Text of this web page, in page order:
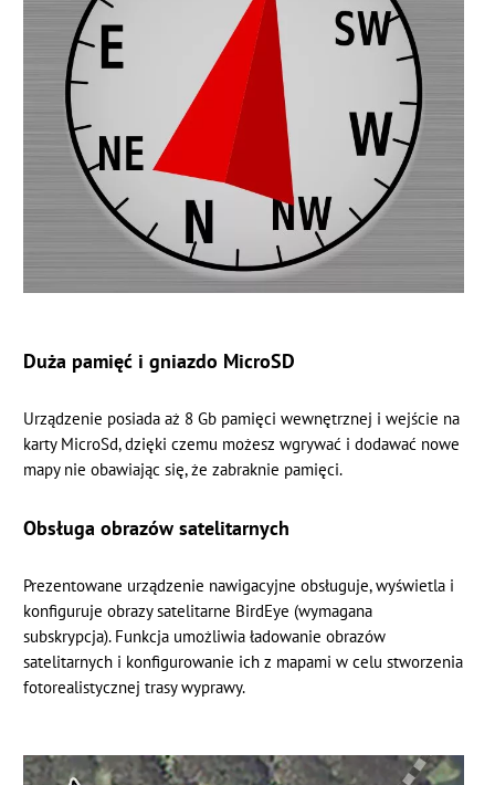
Duża pamięć i gniazdo MicroSD
Urządzenie posiada aż 8 Gb pamięci wewnętrznej i wejście na
karty MicroSd, dzięki czemu możesz wgrywać i dodawać nowe
mapy nie obawiając się, że zabraknie pamięci.
Obsługa obrazów satelitarnych
Prezentowane urządzenie nawigacyjne obsługuje, wyświetla i
konfiguruje obrazy satelitarne BirdEye (wymagana
subskrypcja). Funkcja umożliwia ładowanie obrazów
satelitarnych i konfigurowanie ich z mapami w celu stworzenia
fotorealistycznej trasy wyprawy.